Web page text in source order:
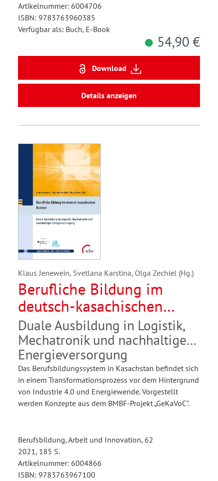
Artikelnummer: 6004706
ISBN: 9783763960385
Verfügbar als: Buch, E-Book
54,90 €
Download
Details anzeigen
Klaus Jenewein, Svetlana Karstina, Olga Zechiel (Hg.)
Berufliche Bildung im
deutsch-kasachischen
Kontext
Duale Ausbildung in Logistik,
Mechatronik und nachhaltiger
Energieversorgung
Das Berufsbildungssystem in Kasachstan befindet sich
in einem Transformationsprozess vor dem Hintergrund
von Industrie 4.0 und Energiewende. Vorgestellt
werden Konzepte aus dem BMBF-Projekt „GeKaVoC".
Berufsbildung, Arbeit und Innovation, 62
2021, 185 S.
Artikelnummer: 6004866
ISBN: 9783763967100